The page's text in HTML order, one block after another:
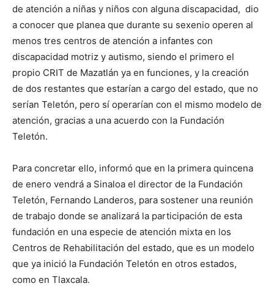
de atención a niñas y niños con alguna discapacidad, dio
a conocer que planea que durante su sexenio operen al
menos tres centros de atención a infantes con
discapacidad motriz y autismo, siendo el primero el
propio CRIT de Mazatlán ya en funciones, y la creación
de dos restantes que estarían a cargo del estado, que no
serían Teletón, pero sí operarían con el mismo modelo de
atención, gracias a una acuerdo con la Fundación
Teletón.
Para concretar ello, informó que en la primera quincena
de enero vendrá a Sinaloa el director de la Fundación
Teletón, Fernando Landeros, para sostener una reunión
de trabajo donde se analizará la participación de esta
fundación en una especie de atención mixta en los
Centros de Rehabilitación del estado, que es un modelo
que ya inició la Fundación Teletón en otros estados,
como en Tlaxcala.